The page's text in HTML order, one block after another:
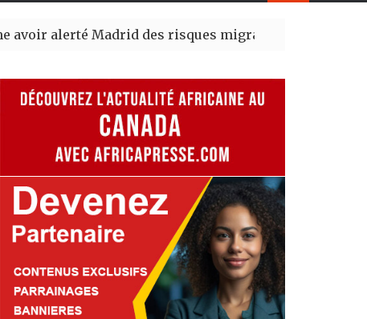
Madrid des risques migratoires dès juillet